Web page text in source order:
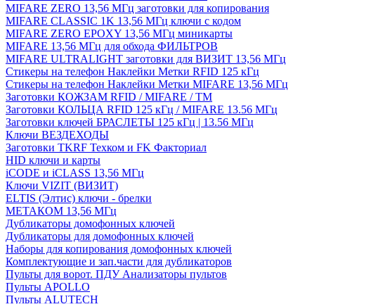
MIFARE ZERO 13,56 МГц заготовки для копирования
MIFARE CLASSIC 1K 13,56 МГц ключи с кодом
MIFARE ZERO EPOXY 13,56 МГц миникарты
MIFARE 13,56 МГц для обхода ФИЛЬТРОВ
MIFARE ULTRALIGHT заготовки для ВИЗИТ 13,56 МГц
Стикеры на телефон Наклейки Метки RFID 125 кГц
Стикеры на телефон Наклейки Метки MIFARE 13,56 МГц
Заготовки КОЖЗАМ RFID / MIFARE / TM
Заготовки КОЛЬЦА RFID 125 кГц / MIFARE 13.56 МГц
Заготовки ключей БРАСЛЕТЫ 125 кГц | 13.56 МГц
Ключи ВЕЗДЕХОДЫ
Заготовки TKRF Техком и FK Факториал
HID ключи и карты
iCODE и iCLASS 13,56 МГц
Ключи VIZIT (ВИЗИТ)
ELTIS (Элтис) ключи - брелки
МЕТАКОМ 13,56 МГц
Дубликаторы домофонных ключей
Дубликаторы для домофонных ключей
Наборы для копирования домофонных ключей
Комплектующие и зап.части для дубликаторов
Пульты для ворот. ПДУ Анализаторы пультов
Пульты APOLLO
Пульты ALUTECH